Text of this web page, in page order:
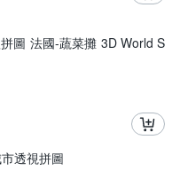
圖 法國-蔬菜攤 3D World S
透視拼圖